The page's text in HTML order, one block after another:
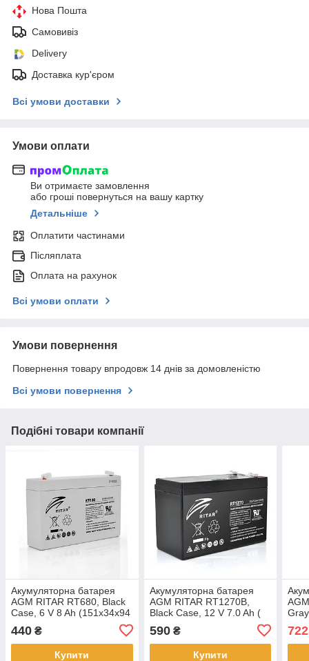
Нова Пошта
Самовивіз
Delivery
Доставка кур'єром
Всі умови доставки
Умови оплати
Ви отримаєте замовлення
або гроші повернуться на вашу картку
Детальніше
Оплатити частинами
Післяплата
Оплата на рахунок
Всі умови оплати
Умови повернення
Повернення товару впродовж 14 днів за домовленістю
Всі умови повернення
Подібні товари компанії
Акумуляторна батарея
AGM RITAR RT680, Black
Case, 6 V 8 Ah (151х34х94
440 ₴
Купити
Акумуляторна батарея
AGM RITAR RT1270B,
Black Case, 12 V 7.0 Ah (
151 х 65 х 94 (100)), 1.9 kg
Q10
590₴
Купити
Q10